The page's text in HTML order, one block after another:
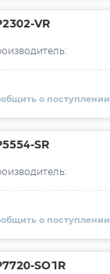
VR
о поступлении
SR
о поступлении
SO1R